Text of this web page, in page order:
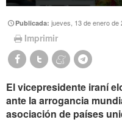
Publicada:jueves, 13 de enero de
Imprimir
El vicepresidente iraní
ante la arrogancia
asociación de países